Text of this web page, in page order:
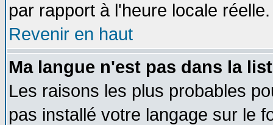
par rapport à l'heure locale réelle.
Revenir en haut
Ma langue n'est pas dans la
Les raisons les plus probables
pas installé votre langage sur le